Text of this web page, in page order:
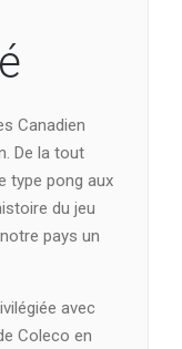
Canadien
De la tout
type pong aux
du jeu
pays un
avec
Coleco en